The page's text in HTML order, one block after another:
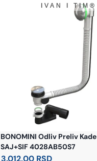
BONOMINI Odliv Preliv Kade
SAJ+SIF 4028AB50S7
3.012,00 RSD